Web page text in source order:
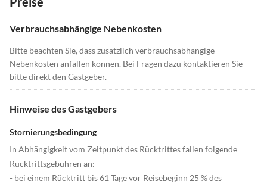
Verbrauchsabhängige Nebenkosten
Bitte beachten Sie, dass zusätzlich verbrauchsabhängige
Nebenkosten anfallen können. Bei Fragen dazu kontaktieren Sie
bitte direkt den Gastgeber.
Hinweise des Gastgebers
Stornierungsbedingung
In Abhängigkeit vom Zeitpunkt des Rücktrittes fallen folgende
Rücktrittsgebühren an:
- bei einem Rücktritt bis 61 Tage vor Reisebeginn 25 % des